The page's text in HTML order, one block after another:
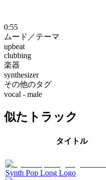
0:55
ムード／テーマ
upbeat
clubbing
楽器
synthesizer
その他のタグ
vocal - male
似たトラック
タイトル
Synth Pop Long Logo